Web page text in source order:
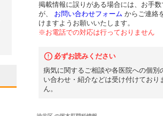
掲載情報に誤りがある場合には、お手数
が、
お問い合わせフォーム からご連絡
けますようお願いいたします。
※お電話での対応は行っておりません
必ずお読みください
病気に関するご相談や各医院への個別
い合わせ・紹介などは受け付けており
ん。